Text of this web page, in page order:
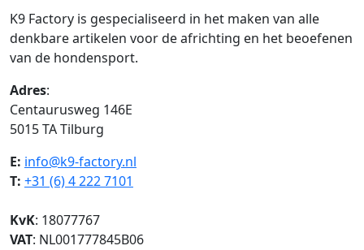
K9 Factory is gespecialiseerd in het maken van alle
denkbare artikelen voor de africhting en het beoefenen
van de hondensport.
Adres:
Centaurusweg 146E
5015 TA Tilburg
E: info@k9-factory.nl
T: +31 (6) 4 222 7101
KvK: 18077767
VAT: NL001777845B06